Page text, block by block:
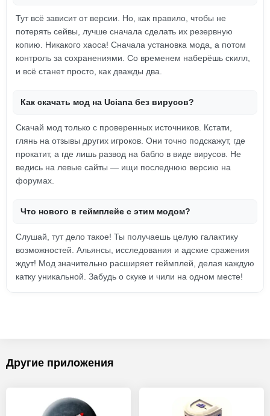
Тут всё зависит от версии. Но, как правило, чтобы не
потерять сейвы, лучше сначала сделать их резервную
копию. Никакого хаоса! Сначала установка мода, а потом
контроль за сохранениями. Со временем наберёшь скилл,
и всё станет просто, как дважды два.
Как скачать мод на Uciana без вирусов?
Скачай мод только с проверенных источников. Кстати,
глянь на отзывы других игроков. Они точно подскажут, где
прокатит, а где лишь развод на бабло в виде вирусов. Не
ведись на левые сайты — ищи последнюю версию на
форумах.
Что нового в геймплейе с этим модом?
Слушай, тут дело такое! Ты получаешь целую галактику
возможностей. Альянсы, исследования и адские сражения
ждут! Мод значительно расширяет геймплей, делая каждую
катку уникальной. Забудь о скуке и чили на одном месте!
Другие приложения